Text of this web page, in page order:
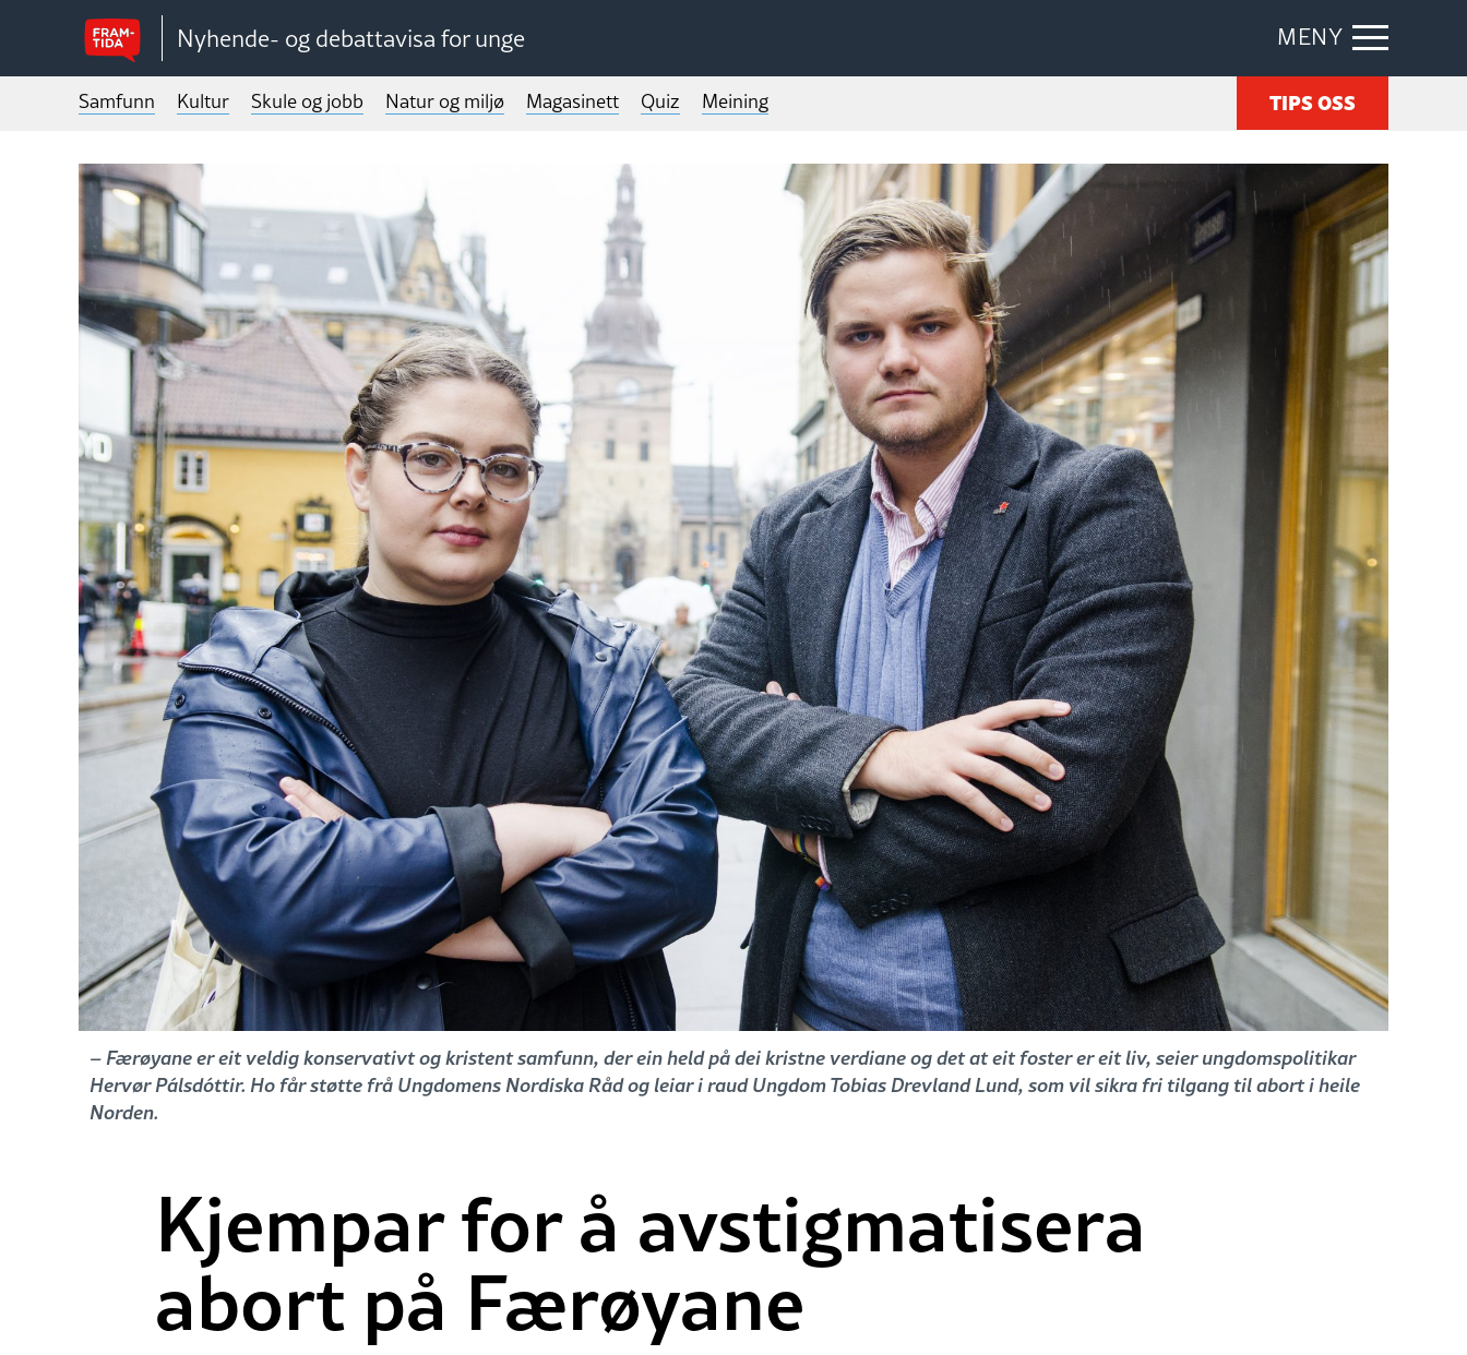
Nyhende- og debattavisa for unge MENY
Samfunn Kultur Skule og jobb Natur og miljø Magasinett Quiz Meining TIPS OSS
– Færøyane er eit veldig konservativt og kristent samfunn, der ein held på dei kristne verdiane og det at eit foster er eit liv, seier ungdomspolitikar
Hervør Pálsdóttir. Ho får støtte frå Ungdomens Nordiska Råd og leiar i raud Ungdom Tobias Drevland Lund, som vil sikra fri tilgang til abort i heile
Norden.
Kjempar for å avstigmatisera
abort på Færøyane